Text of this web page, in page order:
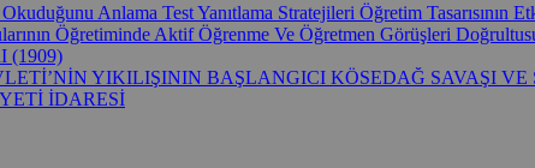
Anlama Test Yanıtlama Stratejileri Öğretim Tasarısının
Öğretiminde Aktif Öğrenme Ve Öğretmen Görüşleri
(1909)
YIKILIŞININ BAŞLANGICI KÖSEDAĞ SAVAŞI VE
İDARESİ